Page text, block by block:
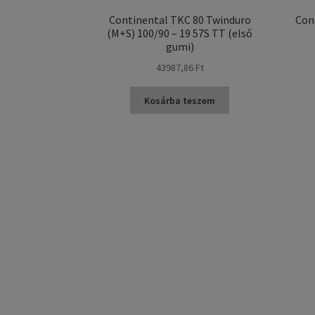
Continental TKC 80 Twinduro
(M+S) 100/90 – 19 57S TT (első
gumi)
43987,86 Ft
Kosárba teszem